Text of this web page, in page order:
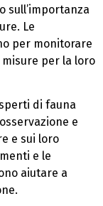
sull’importanza
Le
per monitorare
per la loro
di fauna
e
e sui loro
e le
aiutare a